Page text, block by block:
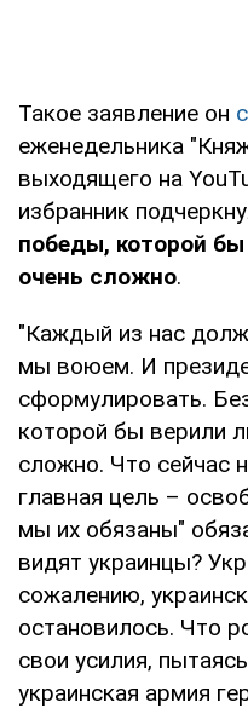
Такое заявление он
еженедельника
выходящего на
избранник
победы, которой
очень сложно.
"Каждый из нас
мы воюем. И
сформулировать.
которой бы верили
сложно. Что сейчас
главная цель –
мы их обязаны"
видят украинцы?
сожалению,
остановилось. Что
свои усилия,
украинская армия